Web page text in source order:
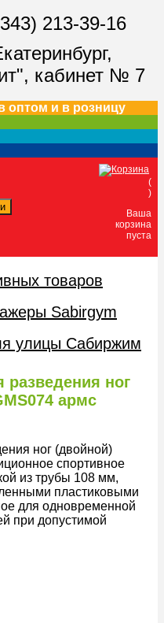
213-39-16
кабинет № 7
оптом и в розницу
(
)
Ваша
корзина
пуста
товаров
Sabirgym
улицы Сабиржим
ног
армс
ног (двойной)
спортивное
из трубы 108 мм,
пластиковыми
для одновременной
при допустимой